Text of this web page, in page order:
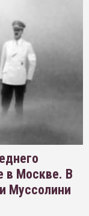
в Москве. В
Муссолини